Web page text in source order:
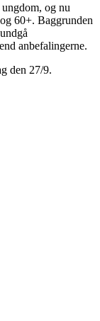
og nu
60+. Baggrunden
anbefalingerne.
den 27/9.